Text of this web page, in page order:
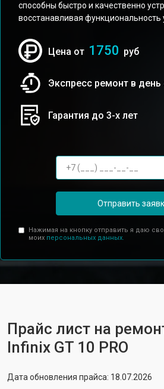
способны быстро и качественно
восстанавливая функциональность
Цена от 1750 руб
Экспресс ремонт в
Гарантия до 3-х лет
Отправить
Нажимая на кнопку отправить я даю
моих персональных данных.
Прайс лист на
Infinix GT 10 PRO
Дата обновления прайса: 18.07.2026